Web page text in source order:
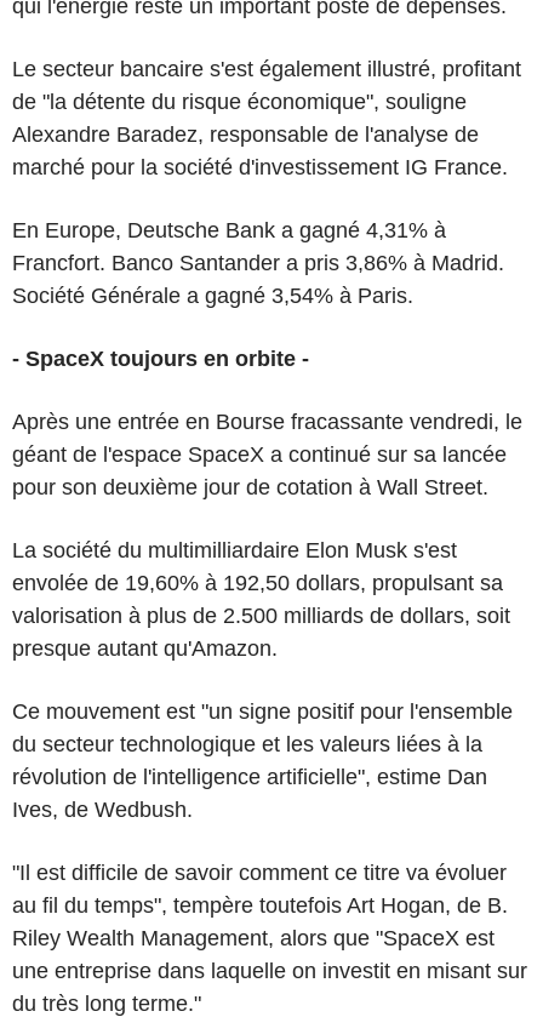
qui l'énergie reste un important poste de dépenses.
Le secteur bancaire s'est également illustré, profitant
de "la détente du risque économique", souligne
Alexandre Baradez, responsable de l'analyse de
marché pour la société d'investissement IG France.
En Europe, Deutsche Bank a gagné 4,31% à
Francfort. Banco Santander a pris 3,86% à Madrid.
Société Générale a gagné 3,54% à Paris.
- SpaceX toujours en orbite -
Après une entrée en Bourse fracassante vendredi, le
géant de l'espace SpaceX a continué sur sa lancée
pour son deuxième jour de cotation à Wall Street.
La société du multimilliardaire Elon Musk s'est
envolée de 19,60% à 192,50 dollars, propulsant sa
valorisation à plus de 2.500 milliards de dollars, soit
presque autant qu'Amazon.
Ce mouvement est "un signe positif pour l'ensemble
du secteur technologique et les valeurs liées à la
révolution de l'intelligence artificielle", estime Dan
Ives, de Wedbush.
"Il est difficile de savoir comment ce titre va évoluer
au fil du temps", tempère toutefois Art Hogan, de B.
Riley Wealth Management, alors que "SpaceX est
une entreprise dans laquelle on investit en misant sur
du très long terme."